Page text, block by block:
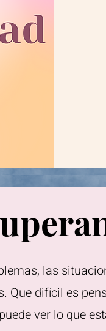
las
Que difícil es
ver lo que